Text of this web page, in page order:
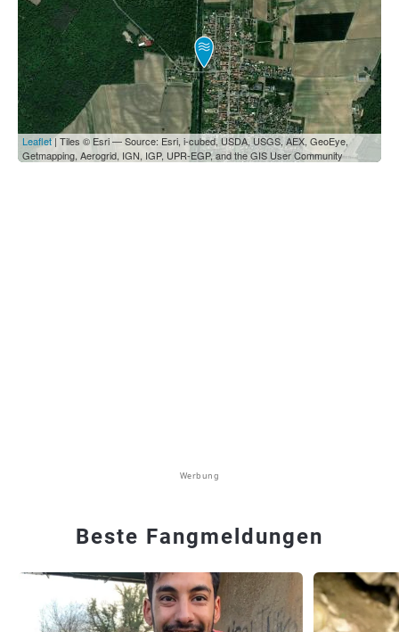
Leaflet| Tiles © Esri — Source: Esri, i-cubed, USDA, USGS, AEX, GeoEye,
Getmapping, Aerogrid, IGN, IGP, UPR-EGP, and the GIS User Community
Werbung
Beste Fangmeldungen